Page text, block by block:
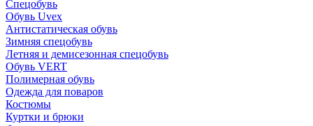
Спецобувь
Обувь Uvex
Антистатическая обувь
Зимняя спецобувь
Летняя и демисезонная спецобувь
Обувь VERT
Полимерная обувь
Одежда для поваров
Костюмы
Куртки и брюки